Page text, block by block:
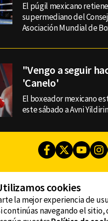
El púgil mexicano
supermediano del
Asociación Mundial de
"Vengo a seguir
'Canelo'
El boxeador mexicano
este sábado a Avni
Facebook
Twitter
CONTACTO
AVISO DE PRIVACIDAD
AVISO LEGAL
DEFENSORÍA DE LAS
cookies
la mejor experiencia de
continúas navegando el